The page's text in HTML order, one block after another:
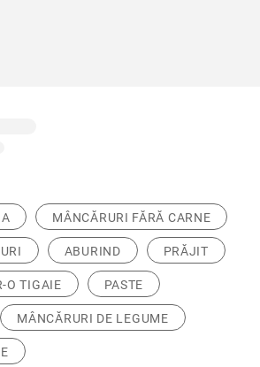
MÂNCĂRURI FĂRĂ CARNE
ABURIND PRĂJIT
O TIGAIE PASTE
MÂNCĂRURI DE LEGUME